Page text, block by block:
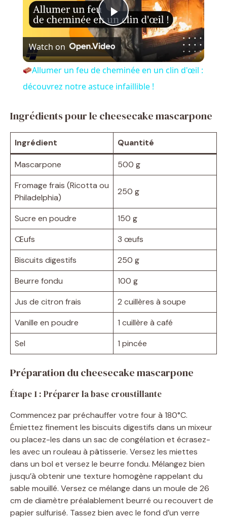
P
l
a
y
V
i
d
e
o
Watch on
Allumer un feu de cheminée en un clin d'œil :
découvrez notre astuce infaillible !
Ingrédients pour le cheesecake mascarpone
Ingrédient Quantité
Mascarpone
500 g
Fromage frais (Ricotta ou
Philadelphia)
250 g
Sucre en poudre
150 g
Œufs
3 œufs
Biscuits digestifs
250 g
Beurre fondu
100 g
Jus de citron frais
2 cuillères à soupe
Vanille en poudre
1 cuillère à café
Sel
1 pincée
Préparation du cheesecake mascarpone
Étape 1 : Préparer la base croustillante
Commencez par préchauffer votre four à 180°C.
Émiettez finement les biscuits digestifs dans un mixeur
ou placez-les dans un sac de congélation et écrasez-
les avec un rouleau à pâtisserie. Versez les miettes
dans un bol et versez le beurre fondu. Mélangez bien
jusqu’à obtenir une texture homogène rappelant du
sable mouillé. Versez ce mélange dans un moule de 26
cm de diamètre préalablement beurré ou recouvert de
papier sulfurisé. Tassez bien avec le fond d’un verre